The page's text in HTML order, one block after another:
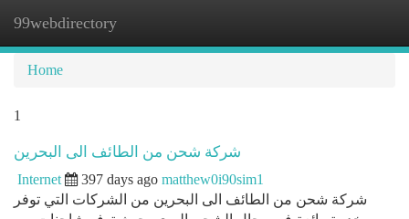
99webdirectory
Home
1
شركة شحن من الطائف الى البحرين
Internet 397 days ago matthew0i90sim1
شركة شحن من الطائف الى البحرين من الشركات التي توفر